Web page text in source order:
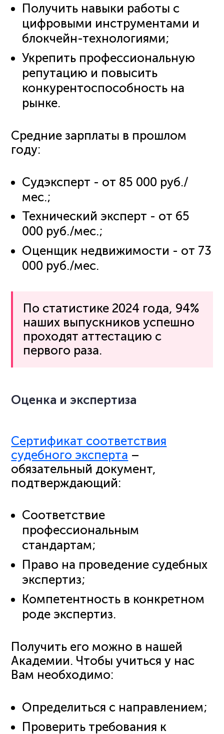
Получить навыки работы с
цифровыми инструментами и
блокчейн-технологиями;
Укрепить профессиональную
репутацию и повысить
конкурентоспособность на
рынке.
Средние зарплаты в прошлом
году:
Судэксперт - от 85 000 руб./
мес.;
Технический эксперт - от 65
000 руб./мес.;
Оценщик недвижимости - от 73
000 руб./мес.
По статистике 2024 года, 94%
наших выпускников успешно
проходят аттестацию с
первого раза.
Оценка и экспертиза
Сертификат соответствия
судебного эксперта –
обязательный документ,
подтверждающий:
Соответствие
профессиональным
стандартам;
Право на проведение судебных
экспертиз;
Компетентность в конкретном
роде экспертиз.
Получить его можно в нашей
Академии. Чтобы учиться у нас
Вам необходимо:
Определиться с направлением;
Проверить требования к